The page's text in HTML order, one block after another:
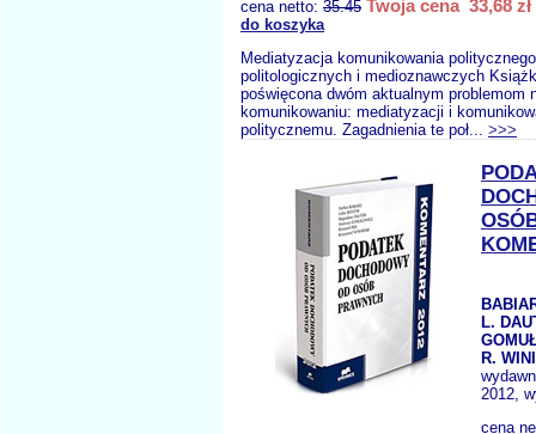
cena netto: 35.45 Twoja cena 33,68 zł
do koszyka
Mediatyzacja komunikowania
politologicznych i medioznawczych
poświęcona dwóm aktualnym problemom
komunikowaniu: mediatyzacji i
politycznemu. Zagadnienia te poł... >>>
L.
R.
2012,
cena